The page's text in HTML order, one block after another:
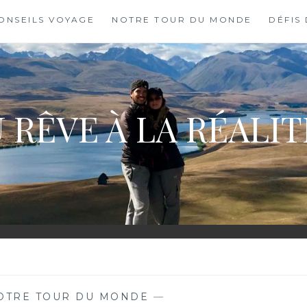
VOYAGE NOTRE TOUR DU MONDE DÉFIS
RÊVE À LA
TOUR DU MONDE —